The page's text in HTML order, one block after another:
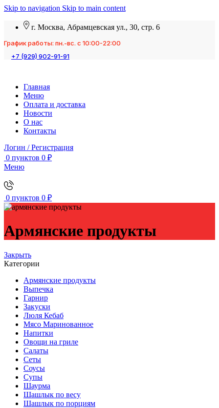
Skip to navigation Skip to main content
г. Москва, Абрамцевская ул., 30, стр. 6
График работы: пн.-вс. с 10:00-22:00
+7 (929) 902-91-91
Главная
Меню
Оплата и доставка
Новости
О нас
Контакты
Логин / Регистрация
0 пунктов 0 ₽
Меню
0 пунктов 0 ₽
Армянские продукты
Закрыть
Категории
Армянские продукты
Выпечка
Гарнир
Закуски
Люля Кебаб
Мясо Маринованное
Напитки
Овощи на гриле
Салаты
Сеты
Соусы
Супы
Шаурма
Шашлык по весу
Шашлык по порциям